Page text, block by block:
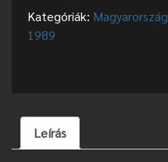
Kategóriák: Magyarország
1989
Leírás